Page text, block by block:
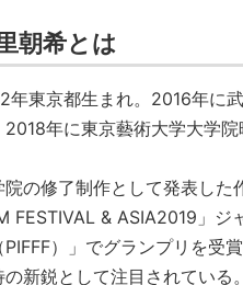
朝希とは
年東京都生まれ。2016年に
2018年に東京藝術大学大学院
院の修了制作として発表した
FESTIVAL & ASIA2019」
PIFFF）」でグランプリを受
新鋭として注目されている。